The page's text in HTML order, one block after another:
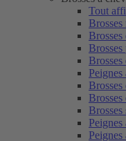
Tout
Brosses
Brosses
Brosses
Brosses
Peignes
Brosses
Brosses
Peignes